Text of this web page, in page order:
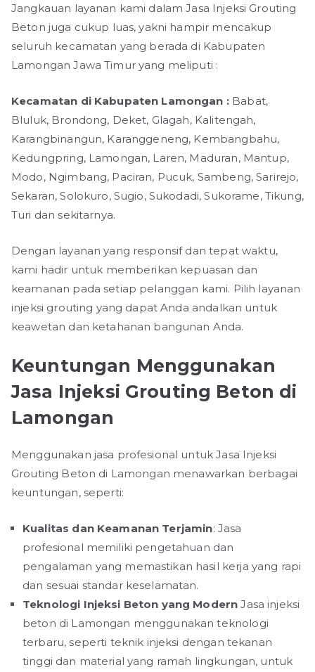
Jangkauan layanan kami dalam Jasa Injeksi Grouting
Beton juga cukup luas, yakni hampir mencakup
seluruh kecamatan yang berada di Kabupaten
Lamongan Jawa Timur yang meliputi :
Kecamatan di Kabupaten Lamongan : Babat,
Bluluk, Brondong, Deket, Glagah, Kalitengah,
Karangbinangun, Karanggeneng, Kembangbahu,
Kedungpring, Lamongan, Laren, Maduran, Mantup,
Modo, Ngimbang, Paciran, Pucuk, Sambeng, Sarirejo,
Sekaran, Solokuro, Sugio, Sukodadi, Sukorame, Tikung,
Turi dan sekitarnya.
Dengan layanan yang responsif dan tepat waktu,
kami hadir untuk memberikan kepuasan dan
keamanan pada setiap pelanggan kami. Pilih layanan
injeksi grouting yang dapat Anda andalkan untuk
keawetan dan ketahanan bangunan Anda.
Keuntungan Menggunakan
Jasa Injeksi Grouting Beton di
Lamongan
Menggunakan jasa profesional untuk Jasa Injeksi
Grouting Beton di Lamongan menawarkan berbagai
keuntungan, seperti:
Kualitas dan Keamanan Terjamin: Jasa
profesional memiliki pengetahuan dan
pengalaman yang memastikan hasil kerja yang rapi
dan sesuai standar keselamatan.
Teknologi Injeksi Beton yang ModernJasa injeksi
beton di Lamongan menggunakan teknologi
terbaru, seperti teknik injeksi dengan tekanan
tinggi dan material yang ramah lingkungan, untuk